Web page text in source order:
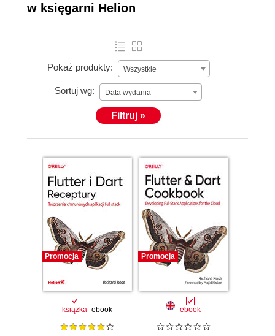
w księgarni Helion
Pokaż produkty: Wszystkie
Sortuj wg: Data wydania
Filtruj »
Promocja
książka ebook
Promocja
ebook